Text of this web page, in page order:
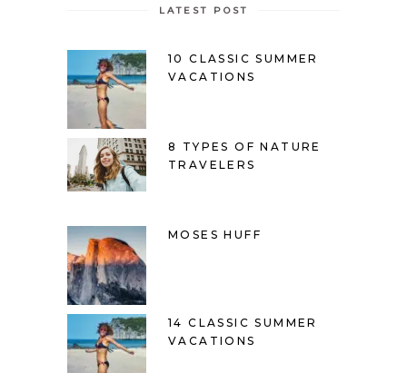
LATEST POST
10 CLASSIC SUMMER
VACATIONS
8 TYPES OF NATURE
TRAVELERS
MOSES HUFF
14 CLASSIC SUMMER
VACATIONS